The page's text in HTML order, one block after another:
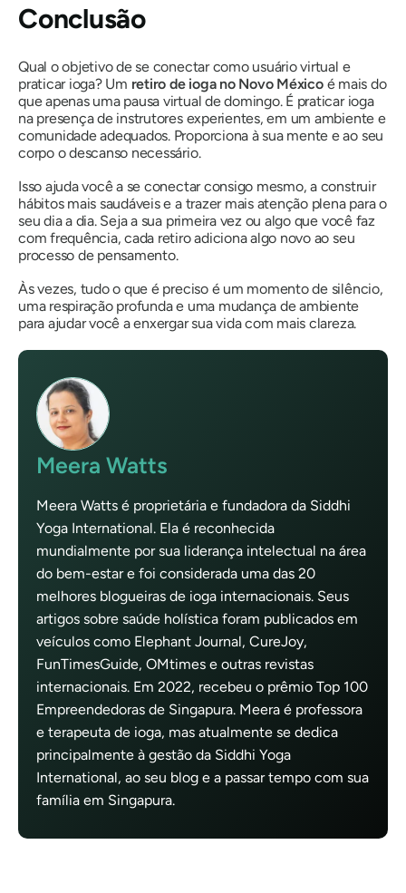
Conclusão
Qual o objetivo de se conectar como usuário virtual e
praticar ioga? Um retiro de ioga no Novo México é mais do
que apenas uma pausa virtual de domingo. É praticar ioga
na presença de instrutores experientes, em um ambiente e
comunidade adequados. Proporciona à sua mente e ao seu
corpo o descanso necessário.
Isso ajuda você a se conectar consigo mesmo, a construir
hábitos mais saudáveis ​​e a trazer mais atenção plena para o
seu dia a dia. Seja a sua primeira vez ou algo que você faz
com frequência, cada retiro adiciona algo novo ao seu
processo de pensamento.
Às vezes, tudo o que é preciso é um momento de silêncio,
uma respiração profunda e uma mudança de ambiente
para ajudar você a enxergar sua vida com mais clareza.
Meera Watts
Meera Watts é proprietária e fundadora da Siddhi
Yoga International. Ela é reconhecida
mundialmente por sua liderança intelectual na área
do bem-estar e foi considerada uma das 20
melhores blogueiras de ioga internacionais. Seus
artigos sobre saúde holística foram publicados em
veículos como Elephant Journal, CureJoy,
FunTimesGuide, OMtimes e outras revistas
internacionais. Em 2022, recebeu o prêmio Top 100
Empreendedoras de Singapura. Meera é professora
e terapeuta de ioga, mas atualmente se dedica
principalmente à gestão da Siddhi Yoga
International, ao seu blog e a passar tempo com sua
família em Singapura.